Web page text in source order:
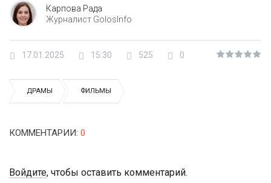
Карпова Рада
Журналист GolosInfo
17.01.2025 15:30 525 0
ДРАМЫ ФИЛЬМЫ
КОММЕНТАРИИ: 0
Войдите, чтобы оставить комментарий.